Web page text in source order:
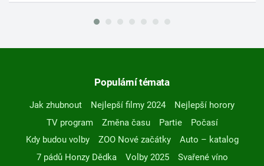
Populární témata
Jak zhubnout Nejlepší filmy 2024
Nejlepší horory
TV program
Změna času Partie
Počasí
Kdy budou volby
ZOO Nové začátky
Auto – katalog
7 pádů Honzy Dědka
Volby 2025
Svařené víno